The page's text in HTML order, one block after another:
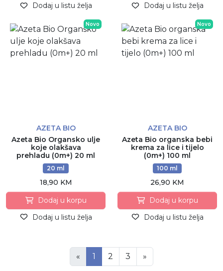
Dodaj u listu želja
Dodaj u listu želja
Novo
AZETA BIO
Azeta Bio Organsko ulje
koje olakšava
prehladu (0m+) 20 ml
20 ml
18,90 KM
Dodaj u korpu
Dodaj u listu želja
Novo
AZETA BIO
Azeta Bio organska bebi
krema za lice i tijelo
(0m+) 100 ml
100 ml
26,90 KM
Dodaj u korpu
Dodaj u listu želja
« 1 2 3 »